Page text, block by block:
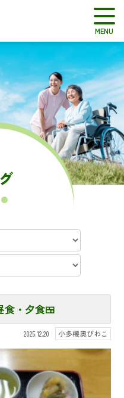
・夕食🍱
2025.12.20 小多機奥びわこ